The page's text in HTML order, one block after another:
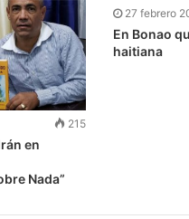
215
en
Nada”
27 febrero
En Bonao
haitiana